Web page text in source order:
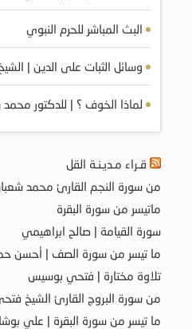
البث المباشر للحرم النبوي
وسائل الثبات على الدين | الشيخ
لماذا الخوف ؟ | للدكتور محمد
قـراء مـديـنـة القل
من سورة النجم القارئ محمد
ماتيسر من سورة البقرة
سورة القيامة | صالح ابراهيمي
ما تيسر من سورة الصف | أحسن
تلاوة مختارة | فتحي بوسيس
من سورة البروج القارئ الشيخ
ما تيسر من سورة البقرة | علي